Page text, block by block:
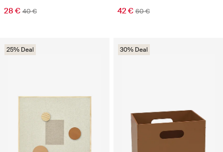
28 € 40 € 42 € 60 €
25% Deal 30% Deal